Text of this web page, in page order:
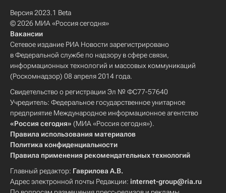
Версия 2023.1 Beta
© 2026 МИА «Россия сегодня»
Вакансии
Сетевое издание РИА Новости зарегистрировано
в Федеральной службе по надзору в сфере связи,
информационных технологий и массовых коммуникаций
(Роскомнадзор) 08 апреля 2014 года.
Свидетельство о регистрации Эл № ФС77-57640
Учредитель: Федеральное государственное унитарное
предприятие Международное информационное агентство
«Россия сегодня» (МИА «Россия сегодня»).
Правила использования материалов
Политика конфиденциальности
Правила применения рекомендательных технологий
Главный редактор: Гаврилова А.В.
Адрес электронной почты Редакции: internet-group@ria.ru